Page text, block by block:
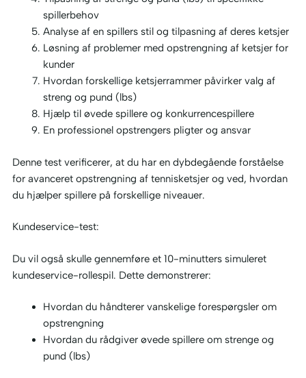
spillerbehov
Analyse af en spillers stil og tilpasning af deres ketsjer
Løsning af problemer med opstrengning af ketsjer for
kunder
Hvordan forskellige ketsjerrammer påvirker valg af
streng og pund (lbs)
Hjælp til øvede spillere og konkurrencespillere
En professionel opstrengers pligter og ansvar
Denne test verificerer, at du har en dybdegående forståelse
for avanceret opstrengning af tennisketsjer og ved, hvordan
du hjælper spillere på forskellige niveauer.
Kundeservice-test:
Du vil også skulle gennemføre et 10-minutters simuleret
kundeservice-rollespil. Dette demonstrerer:
Hvordan du håndterer vanskelige forespørgsler om
opstrengning
Hvordan du rådgiver øvede spillere om strenge og
pund (lbs)